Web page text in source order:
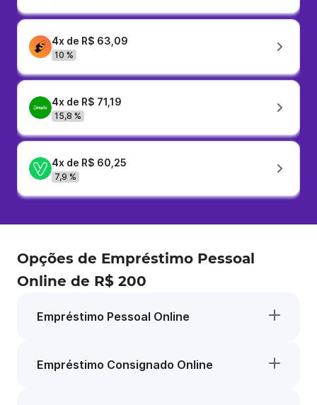
4x de R$ 63,09
10 %
4x de R$ 71,19
15,8 %
4x de R$ 60,25
7,9 %
Opções de Empréstimo Pessoal
Online de R$ 200
Empréstimo Pessoal Online
Empréstimo Consignado Online